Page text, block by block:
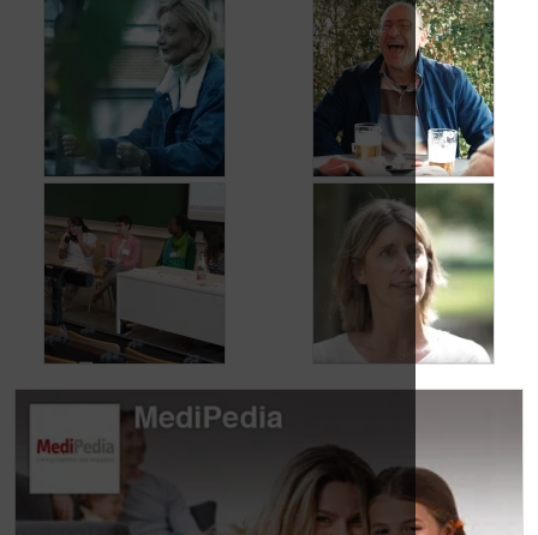
Beter leven met
migraine in het
dagelijks leven
Trigger- en
risicofactoren voor
migraine en
hoofdpijn
Carole, 55 jaar,
vond een oplossing
urineverlies
Jean, 58 jaar,
geniet van het leven,
ondanks het feit dat
hij met urineverlies
kampt
Dag van de
Lymfoompatiënten:
Mariangela Fiorente,
ALWB
Lymfoompatiënten:
Prof. Virginie De
Wilde